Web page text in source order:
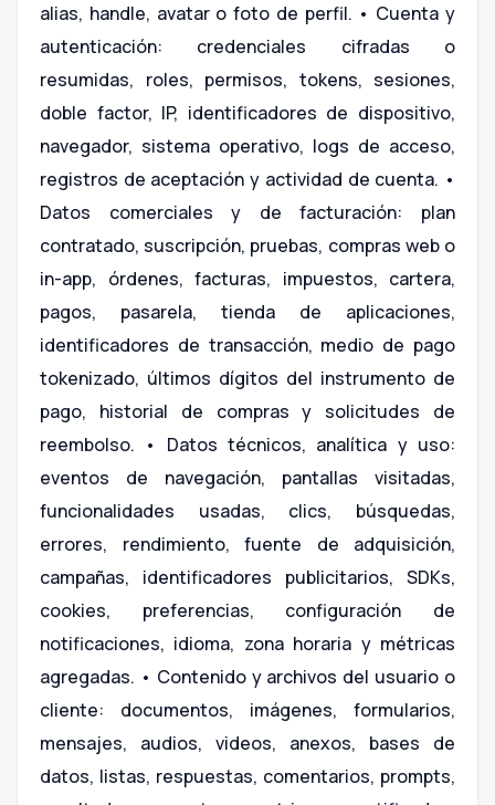
alias, handle, avatar o foto de perfil. • Cuenta y
autenticación: credenciales cifradas o
resumidas, roles, permisos, tokens, sesiones,
doble factor, IP, identificadores de dispositivo,
navegador, sistema operativo, logs de acceso,
registros de aceptación y actividad de cuenta. •
Datos comerciales y de facturación: plan
contratado, suscripción, pruebas, compras web o
in-app, órdenes, facturas, impuestos, cartera,
pagos, pasarela, tienda de aplicaciones,
identificadores de transacción, medio de pago
tokenizado, últimos dígitos del instrumento de
pago, historial de compras y solicitudes de
reembolso. • Datos técnicos, analítica y uso:
eventos de navegación, pantallas visitadas,
funcionalidades usadas, clics, búsquedas,
errores, rendimiento, fuente de adquisición,
campañas, identificadores publicitarios, SDKs,
cookies, preferencias, configuración de
notificaciones, idioma, zona horaria y métricas
agregadas. • Contenido y archivos del usuario o
cliente: documentos, imágenes, formularios,
mensajes, audios, videos, anexos, bases de
datos, listas, respuestas, comentarios, prompts,